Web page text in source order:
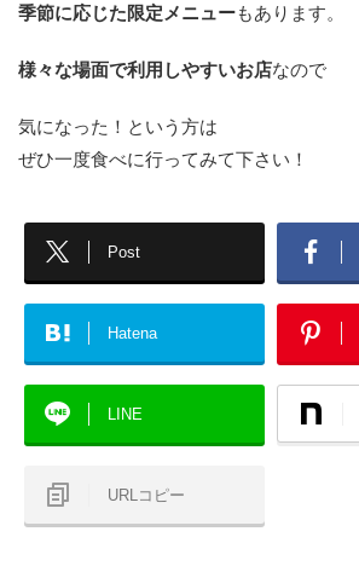
季節に応じた限定メニューもあります。
様々な場面で利用しやすいお店なので
気になった！という方は
ぜひ一度食べに行ってみて下さい！
Post
Hatena
LINE
URLコピー